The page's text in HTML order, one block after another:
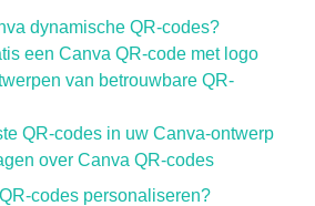
dynamische QR-codes?
een Canva QR-code met logo
van betrouwbare QR-
QR-codes in uw Canva-ontwerp
over Canva QR-codes
codes personaliseren?